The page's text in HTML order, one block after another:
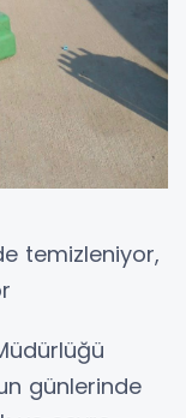
temizleniyor,
günlerinde